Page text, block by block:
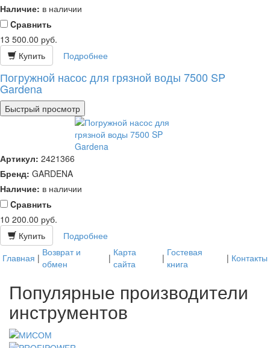
Наличие: в наличии
Cравнить
13 500.00 руб.
Купить
Подробнее
Погружной насос для грязной воды 7500 SP
Gardena
Быстрый просмотр
Артикул: 2421366
Бренд: GARDENA
Наличие: в наличии
Cравнить
10 200.00 руб.
Купить
Подробнее
Главная | Возврат и
обмен
| Карта
сайта
| Гостевая
книга
| Контакты
Популярные производители
инструментов